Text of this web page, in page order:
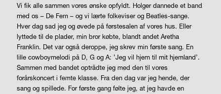
Vi fik alle sammen vores ønske opfyldt. Holger dannede et band
med os – De Fem – og vi lærte folkeviser og Beatles-sange.
Hver dag sad jeg og øvede på førstesalen af vores hus. Eller
lyttede til de plader, min bror købte, blandt andet Aretha
Franklin. Det var også deroppe, jeg skrev min første sang. En
lille cowboymelodi på D, G og A: ’Jeg vil hjem til mit hjemland’.
Sammen med bandet optrådte jeg med den til vores
forårskoncert i femte klasse. Fra den dag var jeg hende, der
sang og spillede. For første gang følte jeg, at jeg havde en